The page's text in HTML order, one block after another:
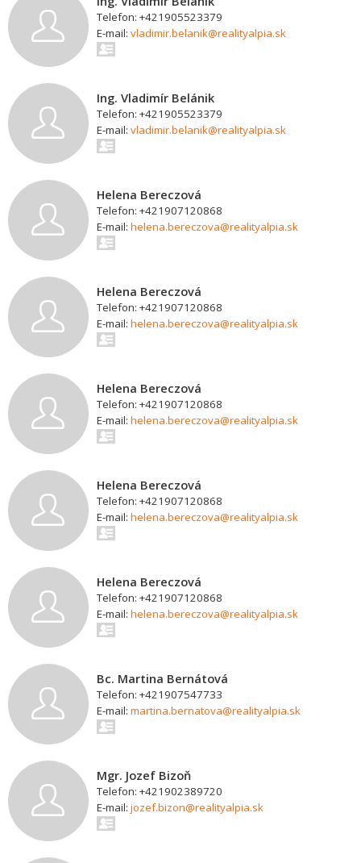
Telefon: +421905523379
E-mail: vladimir.belanik@realityalpia.sk
Ing. Vladimír Belánik
Telefon: +421905523379
E-mail: vladimir.belanik@realityalpia.sk
Helena Bereczová
Telefon: +421907120868
E-mail: helena.bereczova@realityalpia.sk
Helena Bereczová
Telefon: +421907120868
E-mail: helena.bereczova@realityalpia.sk
Helena Bereczová
Telefon: +421907120868
E-mail: helena.bereczova@realityalpia.sk
Helena Bereczová
Telefon: +421907120868
E-mail: helena.bereczova@realityalpia.sk
Helena Bereczová
Telefon: +421907120868
E-mail: helena.bereczova@realityalpia.sk
Bc. Martina Bernátová
Telefon: +421907547733
E-mail: martina.bernatova@realityalpia.sk
Mgr. Jozef Bizoň
Telefon: +421902389720
E-mail: jozef.bizon@realityalpia.sk